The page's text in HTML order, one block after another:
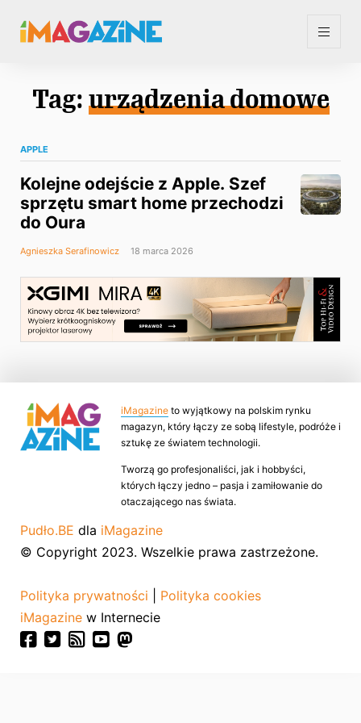
Tag: urządzenia domowe
APPLE
Kolejne odejście z Apple. Szef
sprzętu smart home przechodzi
do Oura
Agnieszka Serafinowicz 18 marca 2026
iMagazine to wyjątkowy na polskim rynku
magazyn, który łączy ze sobą lifestyle, podróże i
sztukę ze światem technologii.
Tworzą go profesjonaliści, jak i hobbyści,
których łączy jedno – pasja i zamiłowanie do
otaczającego nas świata.
Pudło.BE dla iMagazine
© Copyright 2023. Wszelkie prawa zastrzeżone.
Polityka prywatności
Polityka cookies
iMagazine w Internecie